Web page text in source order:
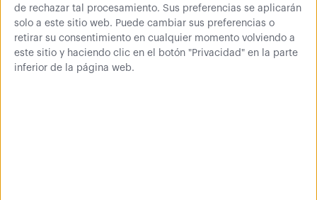
de rechazar tal procesamiento. Sus preferencias se aplicarán
solo a este sitio web. Puede cambiar sus preferencias o
retirar su consentimiento en cualquier momento volviendo a
este sitio y haciendo clic en el botón "Privacidad" en la parte
inferior de la página web.
Carro para el transporte y almacenaje de productos con
laterales desmontables con malla de luz 50x50mm y una